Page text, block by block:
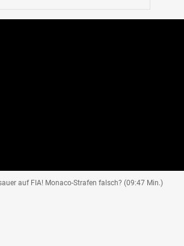
auf FIA! Monaco-Strafen falsch? (09:47 Min.)